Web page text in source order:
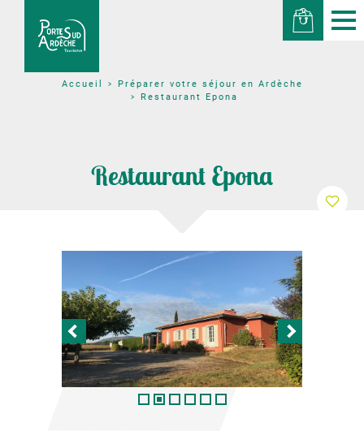
Accueil
Préparer votre séjour en Ardèche
Restaurant Epona
Restaurant Epona